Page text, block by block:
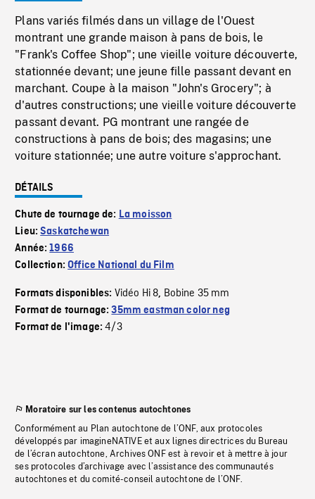
Plans variés filmés dans un village de l'Ouest
montrant une grande maison à pans de bois, le
"Frank's Coffee Shop"; une vieille voiture découverte,
stationnée devant; une jeune fille passant devant en
marchant. Coupe à la maison "John's Grocery"; à
d'autres constructions; une vieille voiture découverte
passant devant. PG montrant une rangée de
constructions à pans de bois; des magasins; une
voiture stationnée; une autre voiture s'approchant.
DÉTAILS
Chute de tournage de: La moisson
Lieu:Saskatchewan
Année:1966
Collection:Office National du Film
Formats disponibles: Vidéo Hi 8, Bobine 35 mm
Format de tournage:35mm eastman color neg
Format de l'image:4/3
Moratoire sur les contenus autochtones
Conformément au Plan autochtone de l’ONF, aux protocoles
développés par imagineNATIVE et aux lignes directrices du Bureau
de l’écran autochtone, Archives ONF est à revoir et à mettre à jour
ses protocoles d’archivage avec l’assistance des communautés
autochtones et du comité-conseil autochtone de l’ONF.